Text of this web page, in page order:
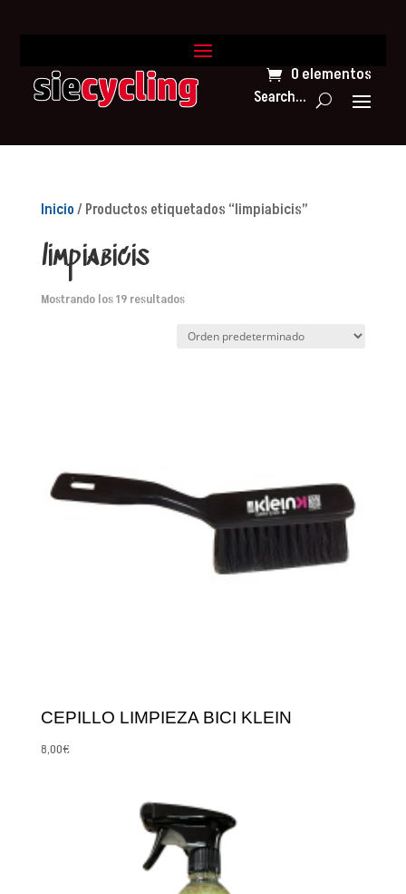
0 elementos
Search...
Inicio/ Productos etiquetados “limpiabicis”
limpiabicis
Mostrando los 19 resultados
CEPILLO LIMPIEZA BICI KLEIN
8,00€